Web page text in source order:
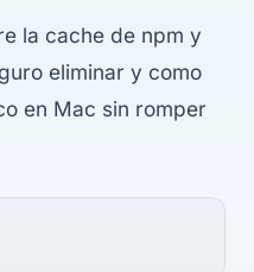
la cache de npm y
eliminar y como
en Mac sin romper